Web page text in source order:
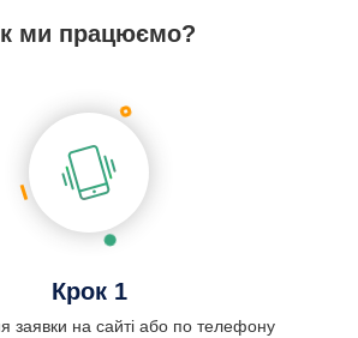
ми працюємо?
Крок 1
на сайті або по телефону